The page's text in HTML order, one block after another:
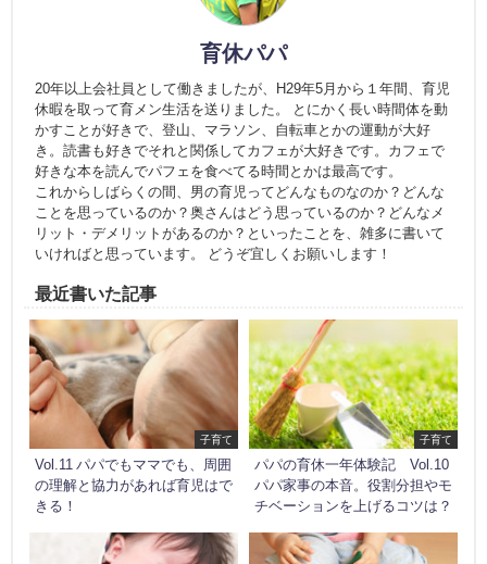
育休パパ
20年以上会社員として働きましたが、H29年5月から１年間、育児
休暇を取って育メン生活を送りました。 とにかく長い時間体を動
かすことが好きで、登山、マラソン、自転車とかの運動が大好
き。読書も好きでそれと関係してカフェが大好きです。カフェで
好きな本を読んでパフェを食べてる時間とかは最高です。
これからしばらくの間、男の育児ってどんなものなのか？どんな
ことを思っているのか？奥さんはどう思っているのか？どんなメ
リット・デメリットがあるのか？といったことを、雑多に書いて
いければと思っています。 どうぞ宜しくお願いします！
最近書いた記事
子育て
Vol.11 パパでもママでも、周囲
の理解と協力があれば育児はで
きる！
子育て
パパの育休一年体験記 Vol.10
パパ家事の本音。役割分担やモ
チベーションを上げるコツは？